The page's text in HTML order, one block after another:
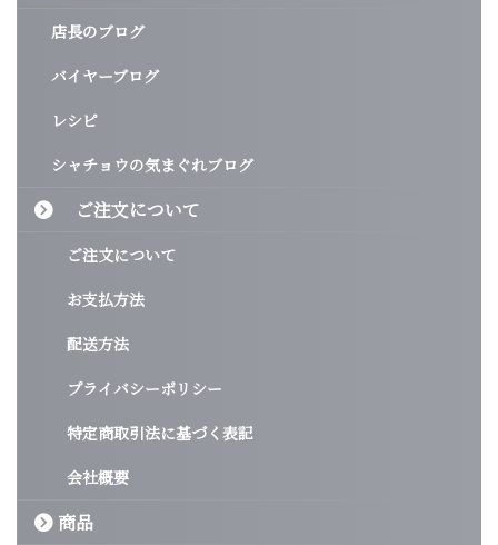
店長のブログ
バイヤーブログ
レシピ
シャチョウの気まぐれブログ
ご注文について
ご注文について
お支払方法
配送方法
プライバシーポリシー
特定商取引法に基づく表記
会社概要
商品